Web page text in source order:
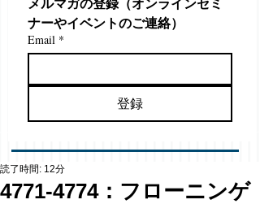
ナーやイベントのご連絡）
Email *
登録
4771-4774：フローニンゲ
読了時間: 12分